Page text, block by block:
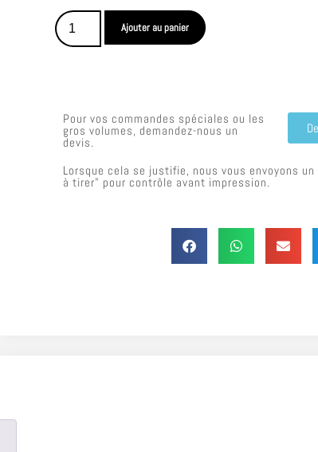
Ajouter au panier
Pour vos commandes spéciales ou les
gros volumes, demandez-nous un
devis.
Lorsque cela se justifie, nous vous envoyons un
à tirer" pour contrôle avant impression.